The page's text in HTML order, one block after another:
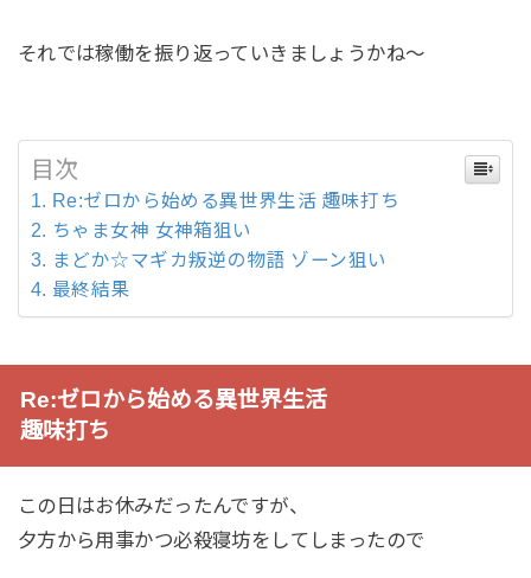
それでは稼働を振り返っていきましょうかね～
目次
Re:ゼロから始める異世界生活 趣味打ち
ちゃま女神 女神箱狙い
まどか☆マギカ叛逆の物語 ゾーン狙い
最終結果
Re:ゼロから始める異世界生活
趣味打ち
この日はお休みだったんですが、
夕方から用事かつ必殺寝坊をしてしまったので